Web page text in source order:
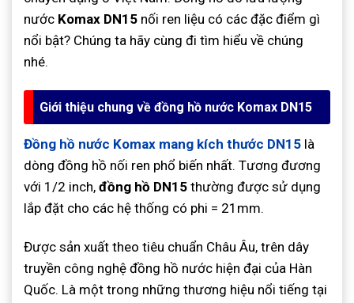
nước Komax DN15 nối ren liệu có các đặc điểm gì
nổi bật? Chúng ta hãy cùng đi tìm hiểu về chúng
nhé.
Giới thiệu chung về đồng hồ nước Komax DN15
Đồng hồ nước Komax mang kích thước DN15 là
dòng đồng hồ nối ren phổ biến nhất. Tương đương
với 1/2 inch, đồng hồ DN15 thường được sử dụng
lắp đặt cho các hệ thống có phi = 21mm.
Được sản xuất theo tiêu chuẩn Châu Âu, trên dây
truyền công nghệ đồng hồ nước hiện đại của Hàn
Quốc. Là một trong những thương hiệu nổi tiếng tại